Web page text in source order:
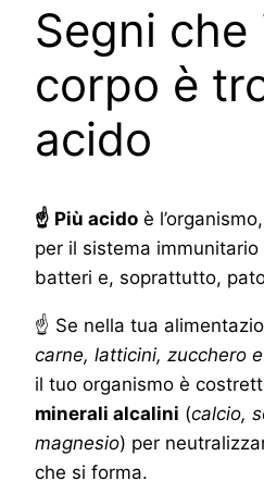
Segni che
corpo è
acido
☝ Più acido è l’organismo,
per il sistema
batteri e, soprattutto,
☝ Se nella tua
carne, latticini, zucchero
il tuo organismo è
minerali alcalini (calcio,
magnesio) per
che si forma.